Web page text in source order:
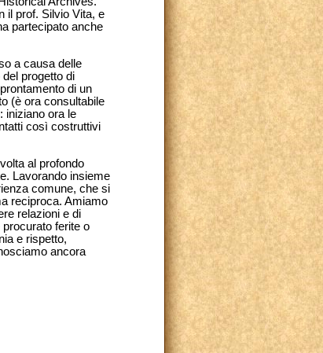
il prof. Silvio Vita, e
partecipato anche
a causa delle
progetto di
di un
(è ora consultabile
iniziano ora le
così costruttivi
al profondo
Lavorando insieme
comune, che si
reciproca. Amiamo
relazioni e di
ferite o
e rispetto,
ancora